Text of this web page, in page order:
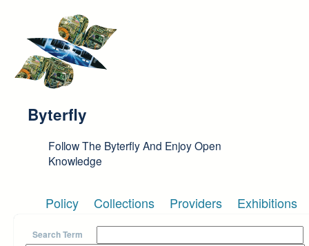
Byterfly
Follow The Byterfly And Enjoy Open
Knowledge
Policy Collections Providers Exhibitions
Search Term